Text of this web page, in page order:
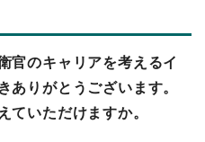
官のキャリアを考えるイ
ありがとうございます。
ていただけますか。